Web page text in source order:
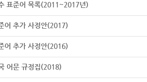
표준어 목록(2011~2017년)
어 추가 사정안(2017)
어 추가 사정안(2016)
어문 규정집(2018)